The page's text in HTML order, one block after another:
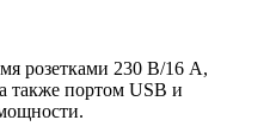
розетками 230 В/16 А,
также портом USB и